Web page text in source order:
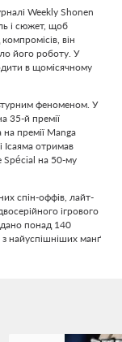
Weekly Shonen
і сюжет, щоб
він
його роботу. У
в щомісячному
феноменом. У
35-й премії
премії Manga
Ісаяма отримав
Spécial на 50-му
спін-оффів, лайт-
ігрового
понад 140
з найуспішніших манґ